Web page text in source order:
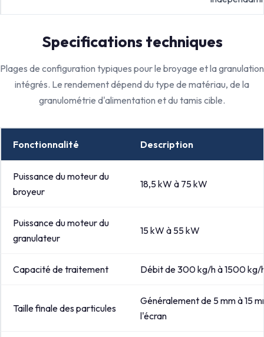
Specifications techniques
Plages de configuration typiques pour le broyage et la granulation
intégrés. Le rendement dépend du type de matériau, de la
granulométrie d'alimentation et du tamis cible.
Fonctionnalité Description
Puissance du moteur du
broyeur
18,5 kW à 75 kW
Puissance du moteur du
granulateur
15 kW à 55 kW
Capacité de traitement Débit de 300 kg/h à 1500 kg/
Taille finale des particules
Généralement de 5 mm à 15
l'écran